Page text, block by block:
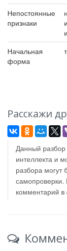
Непостоянные
признаки
Начальная
форма
Расскажи
Данный
интеллекта и
разбора могут
самопроверки.
комментарий